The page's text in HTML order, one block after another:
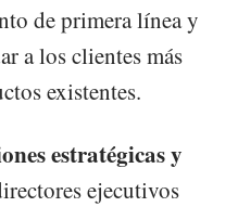
de primera línea y
a los clientes más
existentes.
estratégicas y
ejecutivos